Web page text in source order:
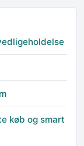
køb og smart